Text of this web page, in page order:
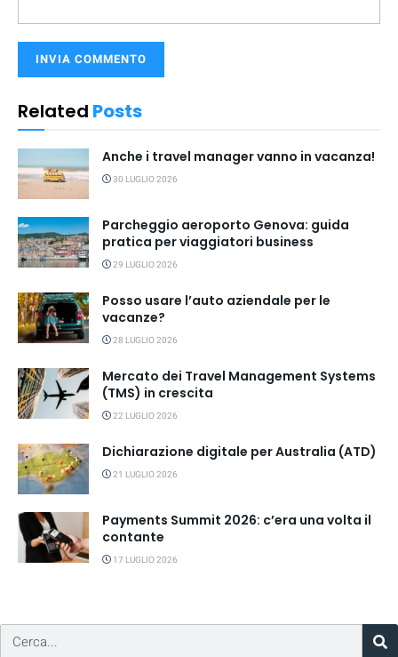
Related Posts
Anche i travel manager vanno in vacanza!
30 LUGLIO 2026
Parcheggio aeroporto Genova: guida
pratica per viaggiatori business
29 LUGLIO 2026
Posso usare l’auto aziendale per le
vacanze?
28 LUGLIO 2026
Mercato dei Travel Management Systems
(TMS) in crescita
22 LUGLIO 2026
Dichiarazione digitale per Australia (ATD)
21 LUGLIO 2026
Payments Summit 2026: c’era una volta il
contante
17 LUGLIO 2026